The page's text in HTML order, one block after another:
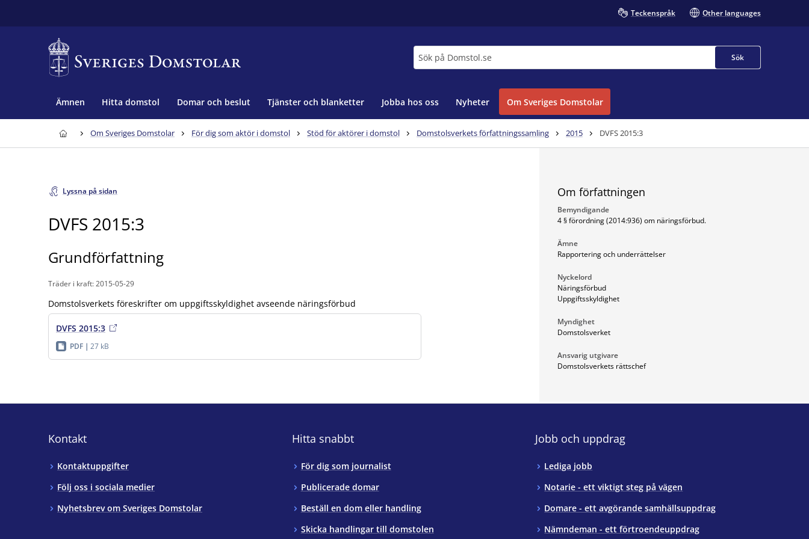
Teckenspråk Other languages
Sök
Ämnen Hitta domstol Domar och beslut Tjänster och blanketter Jobba hos oss Nyheter Om Sveriges Domstolar
Om Sveriges Domstolar För dig som aktör i domstol Stöd för aktörer i domstol Domstolsverkets författningssamling 2015 DVFS 2015:3
Lyssna på sidan
DVFS 2015:3
Grundförfattning
Träder i kraft: 2015-05-29
Domstolsverkets föreskrifter om uppgiftsskyldighet avseende näringsförbud
DVFS 2015:3
PDF 27 kB
Om författningen
Bemyndigande
4 § förordning (2014:936) om näringsförbud.
Ämne
Rapportering och underrättelser
Nyckelord
Näringsförbud
Uppgiftsskyldighet
Myndighet
Domstolsverket
Ansvarig utgivare
Domstolsverkets rättschef
Kontakt
Kontaktuppgifter
Följ oss i sociala medier
Nyhetsbrev om Sveriges Domstolar
Hitta snabbt
För dig som journalist
Publicerade domar
Beställ en dom eller handling
Skicka handlingar till domstolen
Jobb och uppdrag
Lediga jobb
Notarie - ett viktigt steg på vägen
Domare - ett avgörande samhällsuppdrag
Nämndeman - ett förtroendeuppdrag